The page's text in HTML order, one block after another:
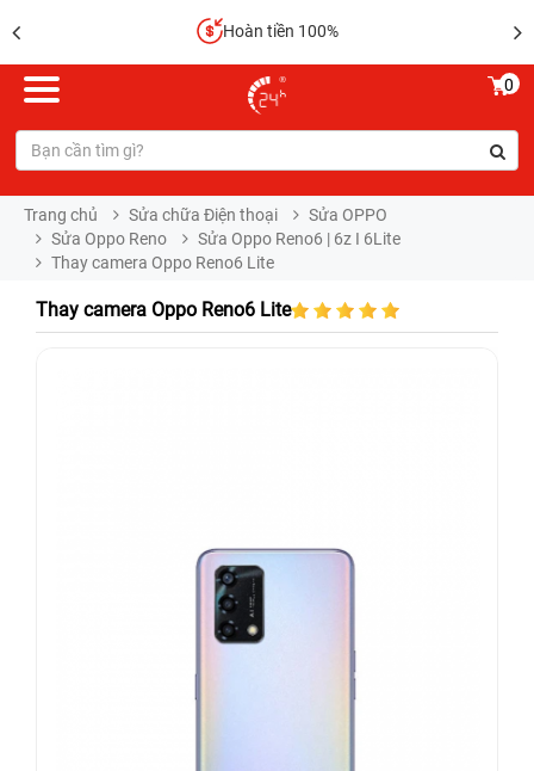
Hoàn tiền 100%
0
Trang chủ Sửa chữa Điện thoại
Sửa OPPO
Sửa Oppo Reno
Sửa Oppo Reno6 | 6z I 6Lite
Thay camera Oppo Reno6 Lite
Thay camera Oppo Reno6 Lite